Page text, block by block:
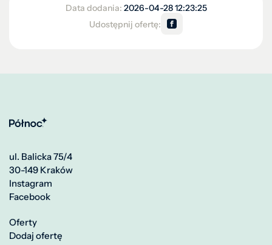
Data dodania: 2026-04-28 12:23:25
Udostępnij ofertę:
ul. Balicka 75/4
30-149 Kraków
Instagram
Facebook
Oferty
Dodaj ofertę